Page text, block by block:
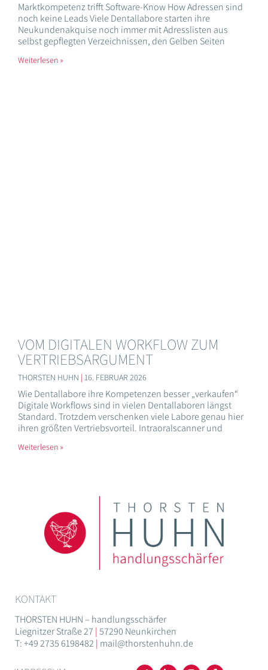
Marktkompetenz trifft Software-Know How Adressen sind
noch keine Leads Viele Dentallabore starten ihre
Neukundenakquise noch immer mit Adresslisten aus
selbst gepflegten Verzeichnissen, den Gelben Seiten
Weiterlesen »
VOM DIGITALEN WORKFLOW ZUM
VERTRIEBSARGUMENT
THORSTEN HUHN 16. FEBRUAR 2026
Wie Dentallabore ihre Kompetenzen besser „verkaufen“
Digitale Workflows sind in vielen Dentallaboren längst
Standard. Trotzdem verschenken viele Labore genau hier
ihren größten Vertriebsvorteil. Intraoralscanner und
Weiterlesen »
KONTAKT
THORSTEN HUHN – handlungsschärfer
Liegnitzer Straße 27 |57290 Neunkirchen
T: +49 2735 6198482 | mail@thorstenhuhn.de